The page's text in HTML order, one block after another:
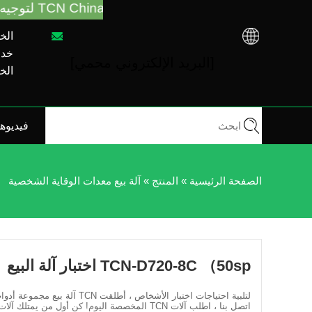
الصفحة الرئيسية » المنتج » آلة بيع معدات الوقاية الشخصية
TCN-D720-8C （50sp اختبار آلة البيع
لتلبية احتياجات اختبار الأشخاص ، أطلقت TCN آلة بيع مجموعة أدوات اختبار جديدة تمامًا.
اتصل بنا ، اطلب آلات TCN المخصصة اليوم! كن أول من يمتلك آلات البيع الصحية الرائدة في هذا المجال.
ستدعمك TCN China لتوجيه آلة البيع واستكشاف الأخطاء وإصلاحها بغض النظر عن شرائك VM من مصنع TCN أو الموزع المحلي. اتصل بنا: + 86-731-88048300